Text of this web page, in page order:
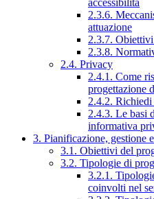
accessibilità
2.3.6.
attuazione
2.3.7.
2.3.8.
2.4. Privacy
2.4.1. Come
progettazione
2.4.2. Richiedi
2.4.3. Le basi
informativa
3. Pianificazione, gestione
3.1. Obiettivi del
3.2. Tipologie di
3.2.1.
coinvolti nel